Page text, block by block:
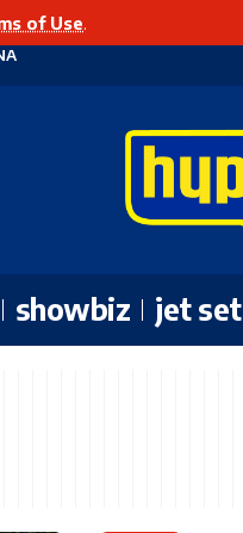
of Use.
showbiz jet set